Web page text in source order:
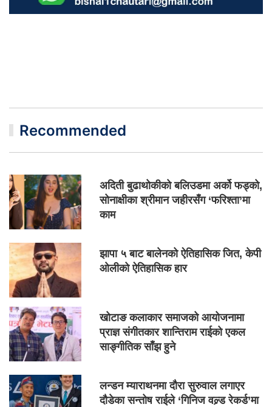
Recommended
अदिती बुढाथोकीको बलिउडमा अर्को फड्को,
सोनाक्षीका श्रीमान जहीरसँग ‘फरिश्ता’मा
काम
झापा ५ बाट बालेनको ऐतिहासिक जित, केपी
ओलीको ऐतिहासिक हार
खोटाङ कलाकार समाजको आयोजनामा
प्राज्ञ संगीतकार शान्तिराम राईको एकल
साङ्गीतिक साँझ हुने
लन्डन म्याराथनमा दौरा सुरुवाल लगाएर
दौडेका सन्तोष राईले ‘गिनिज वल्र्ड रेकर्ड’मा